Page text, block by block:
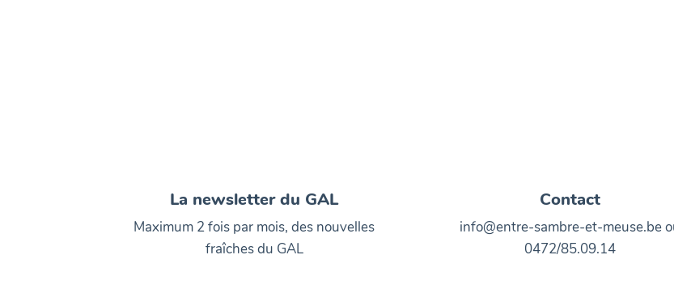
La newsletter du GAL
Maximum 2 fois par mois, des nouvelles
fraîches du GAL
Contact
info@entre-sambre-et-meuse.be
0472/85.09.14